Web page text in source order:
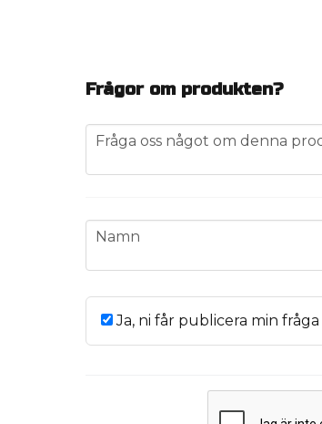
Frågor om produkten?
question
Fråga oss något om denna
name
Namn
Ja, ni får publicera min fråga